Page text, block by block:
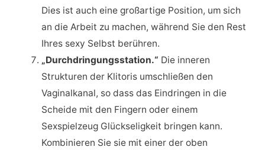
Dies ist auch eine großartige Position, um sich
an die Arbeit zu machen, während Sie den Rest
Ihres sexy Selbst berühren.
„Durchdringungsstation.“ Die inneren
Strukturen der Klitoris umschließen den
Vaginalkanal, so dass das Eindringen in die
Scheide mit den Fingern oder einem
Sexspielzeug Glückseligkeit bringen kann.
Kombinieren Sie sie mit einer der oben